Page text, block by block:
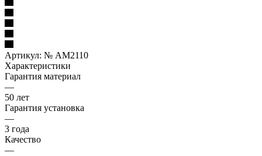
Артикул: № AM2110
Характеристики
Гарантия материал
—
50 лет
Гарантия установка
—
3 года
Качество
—